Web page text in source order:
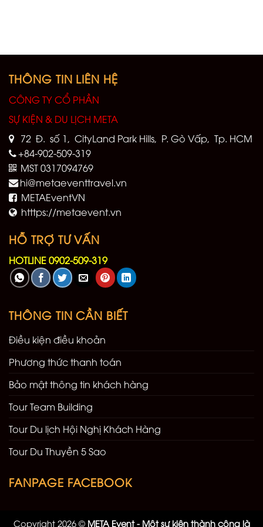
THÔNG TIN LIÊN HỆ
CÔNG TY CỔ PHẦN
SỰ KIỆN & DU LỊCH META
72 Đ. số 1, CityLand Park Hills, P. Gò Vấp, Tp. HCM
+84-902-509-319
MST 0317094769
hi@metaeventtravel.vn
METAEventVN
htttps://metaevent.vn
HỖ TRỢ TƯ VẤN
HOTLINE 0902-509-319
THÔNG TIN CẦN BIẾT
Điều kiện điều khoản
Phương thức thanh toán
Bảo mật thông tin khách hàng
Tour Team Building
Tour Du lịch Hội Nghị Khách Hàng
Tour Du Thuyền 5 Sao
FANPAGE FACEBOOK
Copyright 2026 © META Event - Một sự kiện thành công là